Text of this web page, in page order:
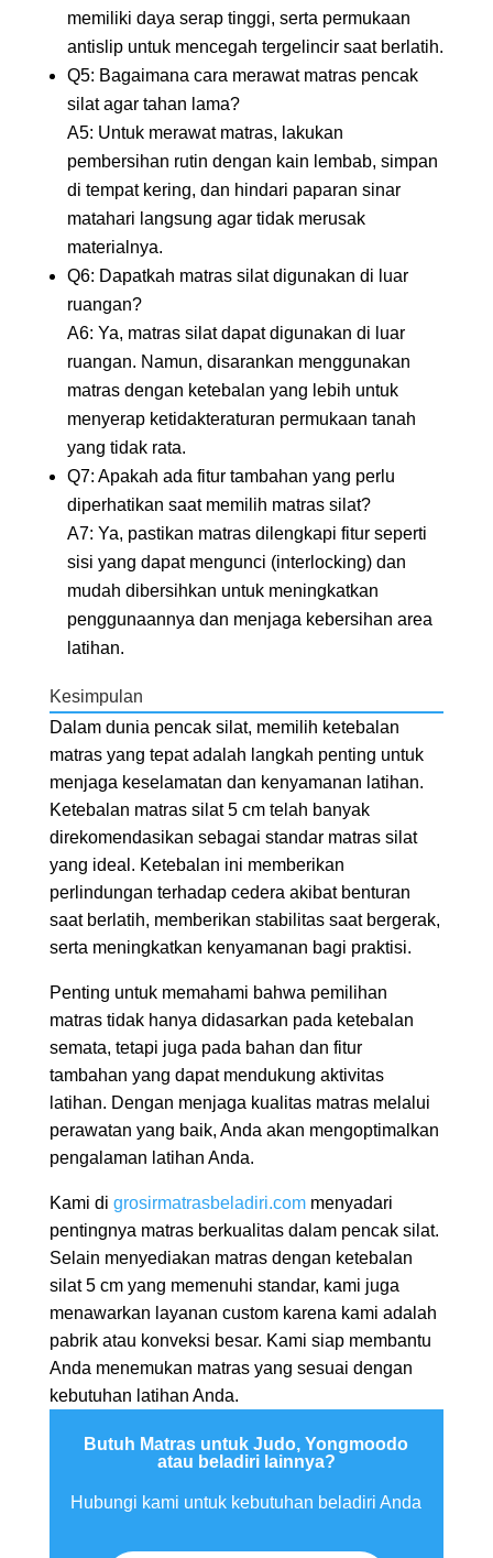
memiliki daya serap tinggi, serta permukaan
antislip untuk mencegah tergelincir saat berlatih.
Q5: Bagaimana cara merawat matras pencak
silat agar tahan lama?
A5: Untuk merawat matras, lakukan
pembersihan rutin dengan kain lembab, simpan
di tempat kering, dan hindari paparan sinar
matahari langsung agar tidak merusak
materialnya.
Q6: Dapatkah matras silat digunakan di luar
ruangan?
A6: Ya, matras silat dapat digunakan di luar
ruangan. Namun, disarankan menggunakan
matras dengan ketebalan yang lebih untuk
menyerap ketidakteraturan permukaan tanah
yang tidak rata.
Q7: Apakah ada fitur tambahan yang perlu
diperhatikan saat memilih matras silat?
A7: Ya, pastikan matras dilengkapi fitur seperti
sisi yang dapat mengunci (interlocking) dan
mudah dibersihkan untuk meningkatkan
penggunaannya dan menjaga kebersihan area
latihan.
Kesimpulan
Dalam dunia pencak silat, memilih ketebalan
matras yang tepat adalah langkah penting untuk
menjaga keselamatan dan kenyamanan latihan.
Ketebalan matras silat 5 cm telah banyak
direkomendasikan sebagai standar matras silat
yang ideal. Ketebalan ini memberikan
perlindungan terhadap cedera akibat benturan
saat berlatih, memberikan stabilitas saat bergerak,
serta meningkatkan kenyamanan bagi praktisi.
Penting untuk memahami bahwa pemilihan
matras tidak hanya didasarkan pada ketebalan
semata, tetapi juga pada bahan dan fitur
tambahan yang dapat mendukung aktivitas
latihan. Dengan menjaga kualitas matras melalui
perawatan yang baik, Anda akan mengoptimalkan
pengalaman latihan Anda.
Kami di grosirmatrasbeladiri.commenyadari
pentingnya matras berkualitas dalam pencak silat.
Selain menyediakan matras dengan ketebalan
silat 5 cm yang memenuhi standar, kami juga
menawarkan layanan custom karena kami adalah
pabrik atau konveksi besar. Kami siap membantu
Anda menemukan matras yang sesuai dengan
kebutuhan latihan Anda.
Butuh Matras untuk Judo, Yongmoodo
atau beladiri lainnya?
Hubungi kami untuk kebutuhan beladiri Anda